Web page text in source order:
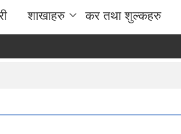
शाखाहरु कर तथा शुल्कहरु